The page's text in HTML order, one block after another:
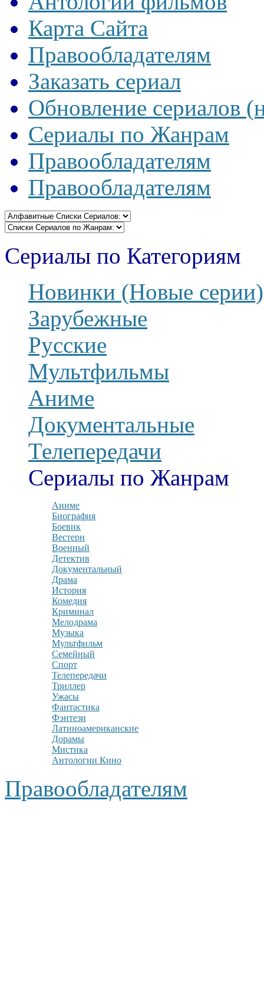
Карта Сайта
Правообладателям
Заказать сериал
Обновление сериалов
Сериалы по Жанрам
Правообладателям
Правообладателям
Сериалы по Категориям
Новинки (Новые серии)
Зарубежные
Русские
Мультфильмы
Аниме
Документальные
Телепередачи
Сериалы по Жанрам
Аниме
Биография
Боевик
Вестерн
Военный
Детектив
Документальный
Драма
История
Комедия
Криминал
Мелодрама
Музыка
Мультфильм
Семейный
Спорт
Телепередачи
Триллер
Ужасы
Фантастика
Фэнтези
Латиноамериканские
Дорамы
Мистика
Антологии Кино
Правообладателям